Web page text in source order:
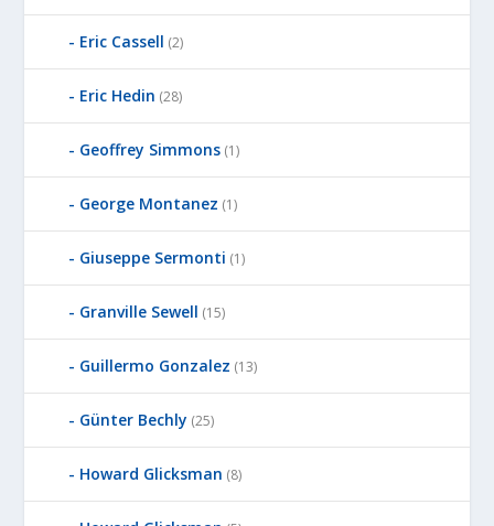
Eric Cassell (2)
Eric Hedin (28)
Geoffrey Simmons (1)
George Montanez (1)
Giuseppe Sermonti (1)
Granville Sewell (15)
Guillermo Gonzalez (13)
Günter Bechly (25)
Howard Glicksman (8)